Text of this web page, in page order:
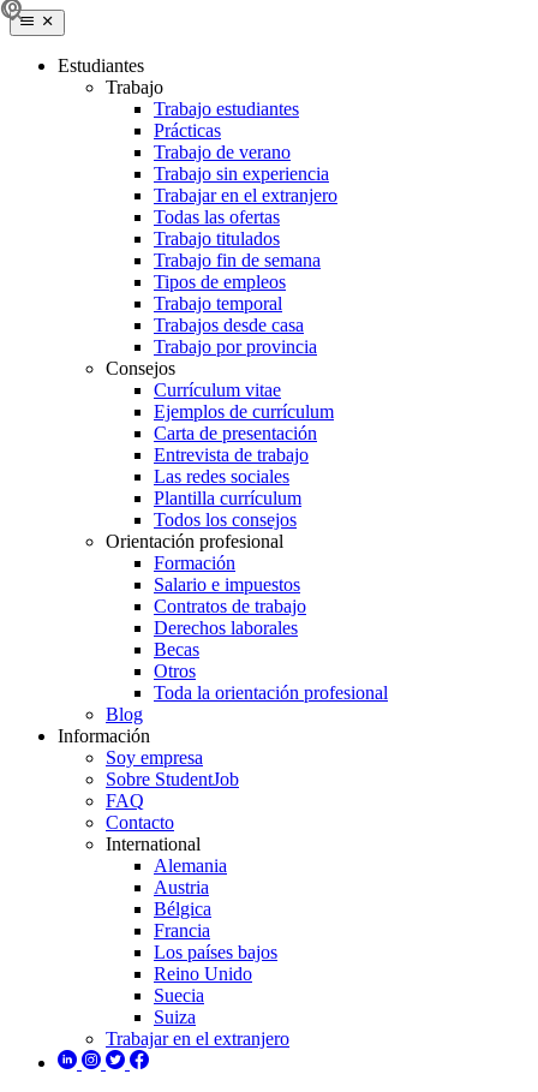
Estudiantes
Trabajo
Trabajo estudiantes
Prácticas
Trabajo de verano
Trabajo sin experiencia
Trabajar en el extranjero
Todas las ofertas
Trabajo titulados
Trabajo fin de semana
Tipos de empleos
Trabajo temporal
Trabajos desde casa
Trabajo por provincia
Consejos
Currículum vitae
Ejemplos de currículum
Carta de presentación
Entrevista de trabajo
Las redes sociales
Plantilla currículum
Todos los consejos
Orientación profesional
Formación
Salario e impuestos
Contratos de trabajo
Derechos laborales
Becas
Otros
Toda la orientación profesional
Blog
Información
Soy empresa
Sobre StudentJob
FAQ
Contacto
International
Alemania
Austria
Bélgica
Francia
Los países bajos
Reino Unido
Suecia
Suiza
Trabajar en el extranjero